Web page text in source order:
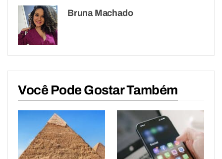
Bruna Machado
Você Pode Gostar Também